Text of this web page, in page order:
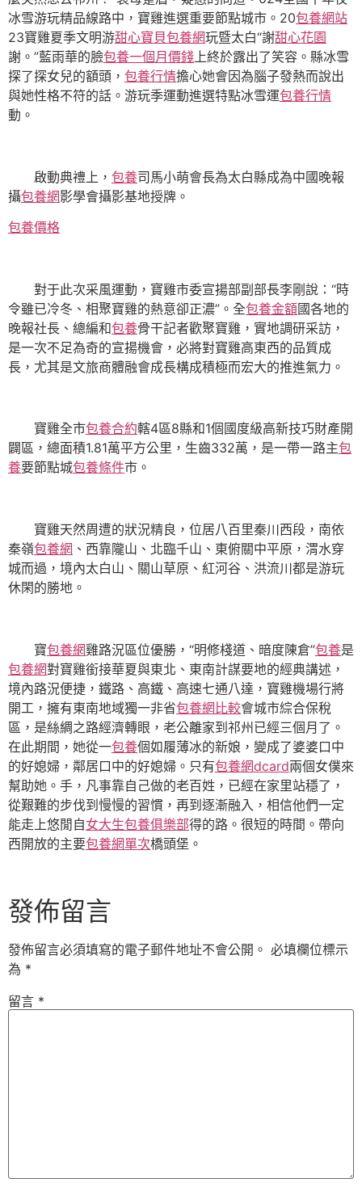
冰雪游玩精品線路中，寶雞進選重要節點城市。20包養網站
23寶雞夏季文明游甜心寶貝包養網玩暨太白“謝甜心花園
謝。”藍雨華的臉包養一個月價錢 上終於露出了笑容。縣冰雪
探了探女兒的額頭， 包養行情擔心她會因為腦子發熱而說出
與她性格不符的話。游玩季運動進選特點冰雪運包養行情
動。
啟動典禮上， 包養司馬小萌會長為太白縣成為中國晚報
攝包養網影學會攝影基地授牌。
包養價格
對于此次采風運動，寶雞市委宣揚部副部長李剛說：“時
令雖已冷冬、相聚寶雞的熱意卻正濃”。全包養金額國各地的
晚報社長、總編和包養骨干記者歡聚寶雞，實地調研采訪，
是一次不足為奇的宣揚機會，必將對寶雞高東西的品質成
長，尤其是文旅商體融會成長構成積極而宏大的推進氣力。
寶雞全市包養合約轄4區8縣和1個國度級高新技巧財產開
闢區，總面積1.81萬平方公里，生齒332萬，是一帶一路主包
養要節點城包養條件市。
寶雞天然周遭的狀況精良，位居八百里秦川西段，南依
秦嶺包養網 、西靠隴山、北臨千山、東俯關中平原，渭水穿
城而過，境內太白山、關山草原、紅河谷、洪流川都是游玩
休閑的勝地。
寶包養網雞路況區位優勝，“明修棧道、暗度陳倉”包養是
包養網對寶雞銜接華夏與東北、東南計謀要地的經典講述，
境內路況便捷，鐵路、高鐵、高速七通八達，寶雞機場行將
開工，擁有東南地域獨一非省包養網比較會城市綜合保稅
區，是絲綢之路經濟轉眼，老公離家到祁州已經三個月了。
在此期間，她從一包養個如履薄冰的新娘，變成了婆婆口中
的好媳婦，鄰居口中的好媳婦。只有包養網dcard兩個女僕來
幫助她。手，凡事靠自己做的老百姓，已經在家里站穩了，
從艱難的步伐到慢慢的習慣，再到逐漸融入，相信他們一定
能走上悠閒自女大生包養俱樂部得的路。很短的時間。帶向
西開放的主要包養網單次橋頭堡。
發佈留言
發佈留言必須填寫的電子郵件地址不會公開。 必填欄位標示
為 *
留言 *